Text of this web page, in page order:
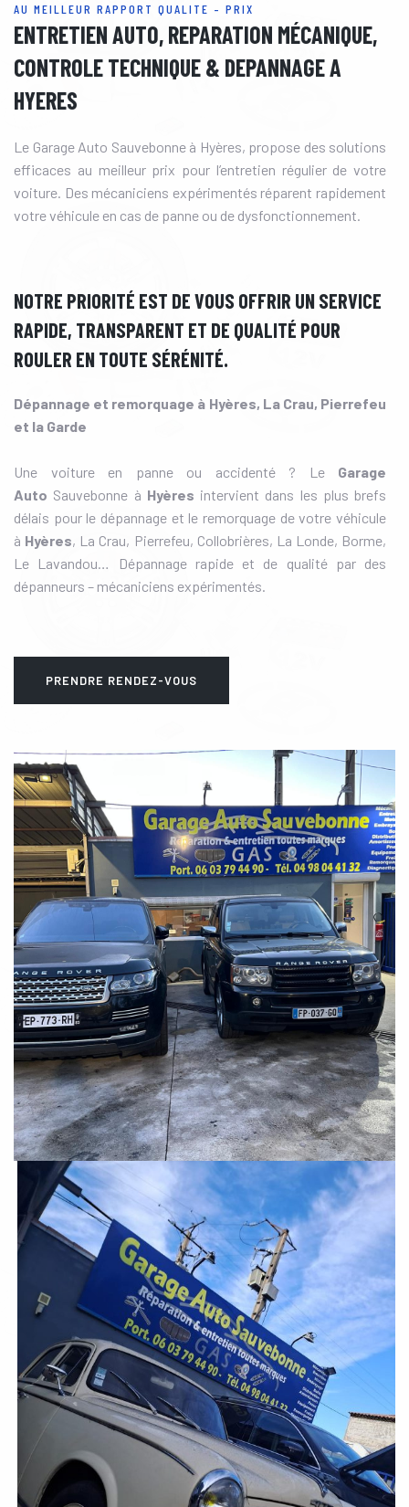
AU MEILLEUR RAPPORT QUALITE – PRIX
ENTRETIEN AUTO, REPARATION MÉCANIQUE,
CONTROLE TECHNIQUE & DEPANNAGE A
HYERES
Le Garage Auto Sauvebonne à Hyères, propose des solutions
efficaces au meilleur prix pour l’entretien régulier de votre
voiture. Des mécaniciens expérimentés réparent rapidement
votre véhicule en cas de panne ou de dysfonctionnement.
NOTRE PRIORITÉ EST DE VOUS OFFRIR UN SERVICE
RAPIDE, TRANSPARENT ET DE QUALITÉ POUR
ROULER EN TOUTE SÉRÉNITÉ.
Dépannage et remorquage à Hyères, La Crau, Pierrefeu
et la Garde
Une voiture en panne ou accidenté ? Le Garage
Auto Sauvebonne à Hyères intervient dans les plus brefs
délais pour le dépannage et le remorquage de votre véhicule
à Hyères, La Crau, Pierrefeu, Collobrières, La Londe, Borme,
Le Lavandou… Dépannage rapide et de qualité par des
dépanneurs – mécaniciens expérimentés.
PRENDRE RENDEZ-VOUS